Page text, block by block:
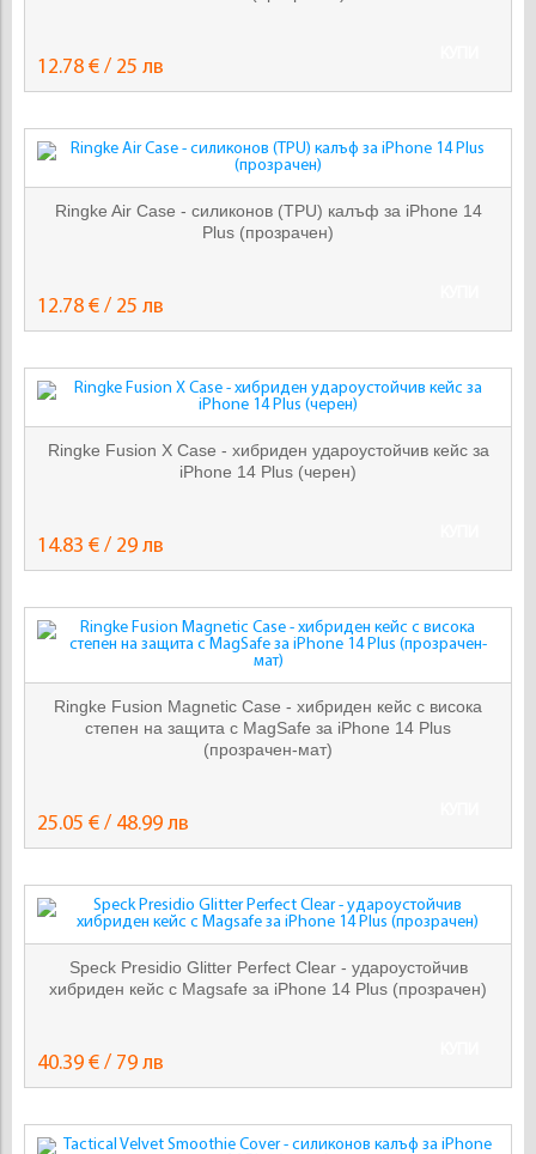
12.78 € / 25 лв
Ringke Air Case - силиконов (TPU) калъф за iPhone 14
Plus (прозрачен)
12.78 € / 25 лв
Ringke Fusion X Case - хибриден удароустойчив кейс за
iPhone 14 Plus (черен)
14.83 € / 29 лв
Ringke Fusion Magnetic Case - хибриден кейс с висока
степен на защита с MagSafe за iPhone 14 Plus
(прозрачен-мат)
25.05 € / 48.99 лв
Speck Presidio Glitter Perfect Clear - удароустойчив
хибриден кейс с Magsafe за iPhone 14 Plus (прозрачен)
40.39 € / 79 лв